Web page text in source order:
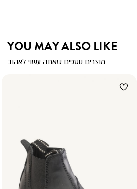
YOU MAY ALSO LIKE
מוצרים נוספים שאתה עשוי לאהוב